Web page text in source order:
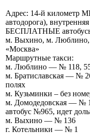
Адрес: 14-й километр
автодорога),
БЕСПЛАТНЫЕ
м. Выхино, м.
«Москва»
Маршрутные такси:
м. Люблино — № 118,
м. Братиславская — №
полях
м. Кузьминки – без
м. Домодедовская — №
автобус №965, идет
м. Выхино — № 136
г. Котельники — № 1